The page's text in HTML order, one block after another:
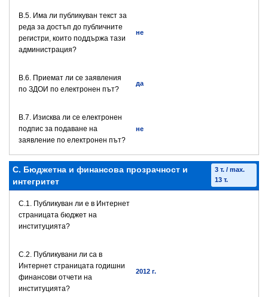
В.5. Има ли публикуван текст за
реда за достъп до публичните
регистри, които поддържа тази
администрация?
не
В.6. Приемат ли се заявления
по ЗДОИ по електронен път?
да
В.7. Изисква ли се електронен
подпис за подаване на
заявление по електронен път?
не
C. Бюджетна и финансова прозрачност и
интегритет
3 т. / max.
13 т.
C.1. Публикуван ли е в Интернет
страницата бюджет на
институцията?
C.2. Публикувани ли са в
Интернет страницата годишни
финансови отчети на
институцията?
2012 г.